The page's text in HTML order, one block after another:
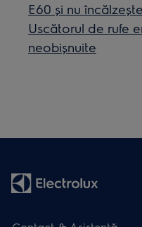
E60 și nu încălzește
Uscătorul de rufe
neobişnuite